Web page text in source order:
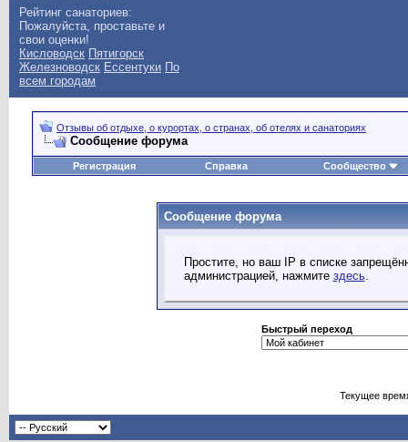
Рейтинг санаториев:
Пожалуйста, проставьте и
свои оценки!
Кисловодск Пятигорск
Железноводск Ессентуки По
всем городам
Отзывы об отдыхе, о курортах, о странах, об отелях и санаториях
Сообщение форума
Регистрация Справка Сообщество
Сообщение форума
Простите, но ваш IP в списке
администрацией, нажмите здесь.
Быстрый переход
Текущее